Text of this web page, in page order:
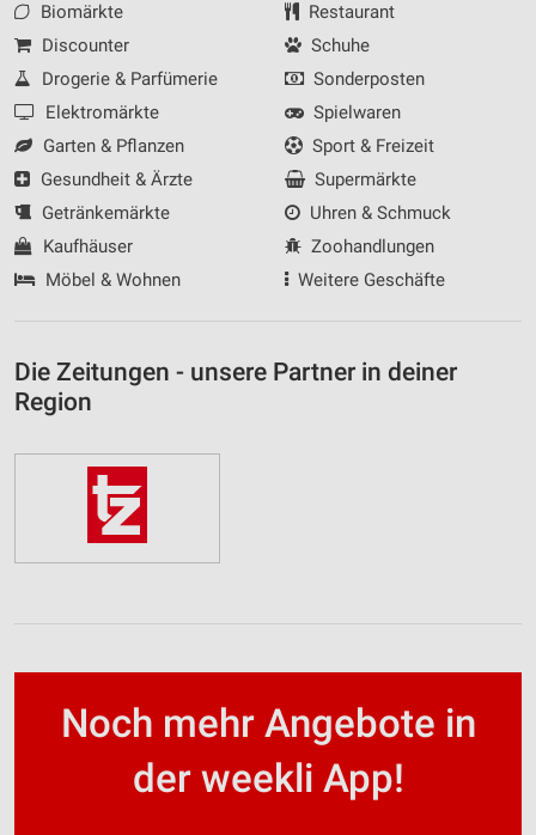
Biomärkte
Discounter
Drogerie & Parfümerie
Elektromärkte
Garten & Pflanzen
Gesundheit & Ärzte
Getränkemärkte
Kaufhäuser
Möbel & Wohnen
Restaurant
Schuhe
Sonderposten
Spielwaren
Sport & Freizeit
Supermärkte
Uhren & Schmuck
Zoohandlungen
Weitere Geschäfte
Die Zeitungen - unsere Partner in deiner
Region
Noch mehr Angebote in
der weekli App!